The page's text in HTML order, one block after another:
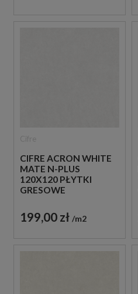
CIFRE ACRON WHITE
MATE N-PLUS
120X120 PŁYTKI
GRESOWE
199,00 zł m2